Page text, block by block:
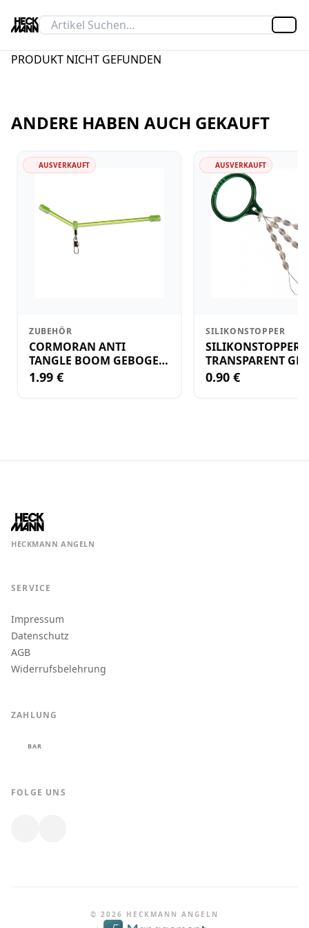
PRODUKT NICHT GEFUNDEN
ANDERE HABEN AUCH GEKAUFT
AUSVERKAUFT
ZUBEHÖR
CORMORAN ANTI
TANGLE BOOM GEBOGEN
12CM M.WIRBEL(PLASTIK)
1.99 €
AUSVERKAUFT
SILIKONSTOPPER
SILIKONSTOPPER
TRANSPARENT
KLEIN
0.90 €
HECKMANN ANGELN
SERVICE
Impressum
Datenschutz
AGB
Widerrufsbelehrung
ZAHLUNG
BAR
FOLGE UNS
© 2026 HECKMANN ANGELN